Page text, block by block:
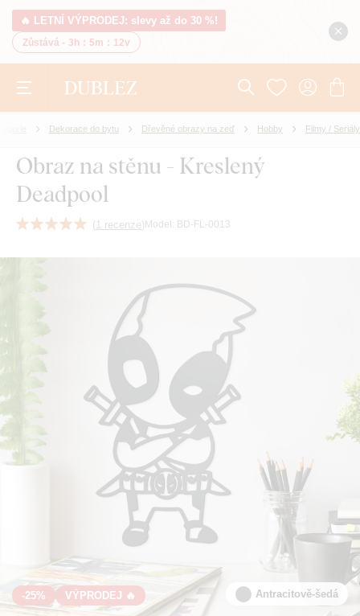
🔥 LETNÍ VÝPRODEJ: slevy až do 30 %!
Zůstává - 3h : 5m : 12v
Dekorace do bytu Dřevěné obrazy na zeď Hobby Filmy / Seriály
Obraz na stěnu - Kreslený
Deadpool
( 1 recenze) Model: BD-FL-0013
-25% VÝPRODEJ 🔥 Antracitově-šedá